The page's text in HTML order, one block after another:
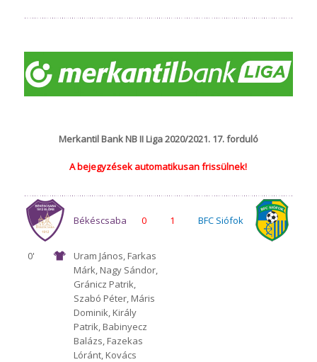
Merkantil Bank NB II Liga 2020/2021. 17. forduló
A bejegyzések automatikusan frissülnek!
Békéscsaba
1912 Előre
0 BFC Siófok
1
0'
Uram János, Farkas
Márk, Nagy Sándor,
Gránicz Patrik,
Szabó Péter, Máris
Dominik, Király
Patrik, Babinyecz
Balázs, Fazekas
Lóránt, Kovács